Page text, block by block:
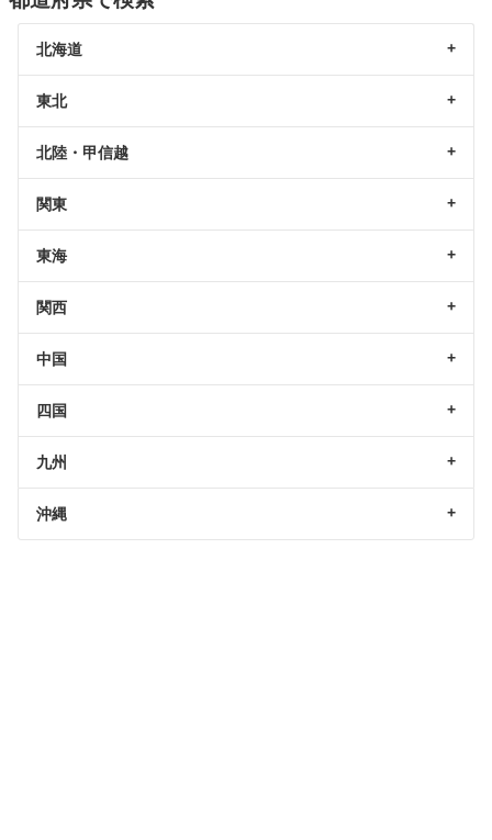
北海道
東北
北陸・甲信越
関東
東海
関西
中国
四国
九州
沖縄